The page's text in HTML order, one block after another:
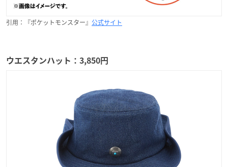
引用：『ポケットモンスター』 公式サイト
ウエスタンハット：3,850円